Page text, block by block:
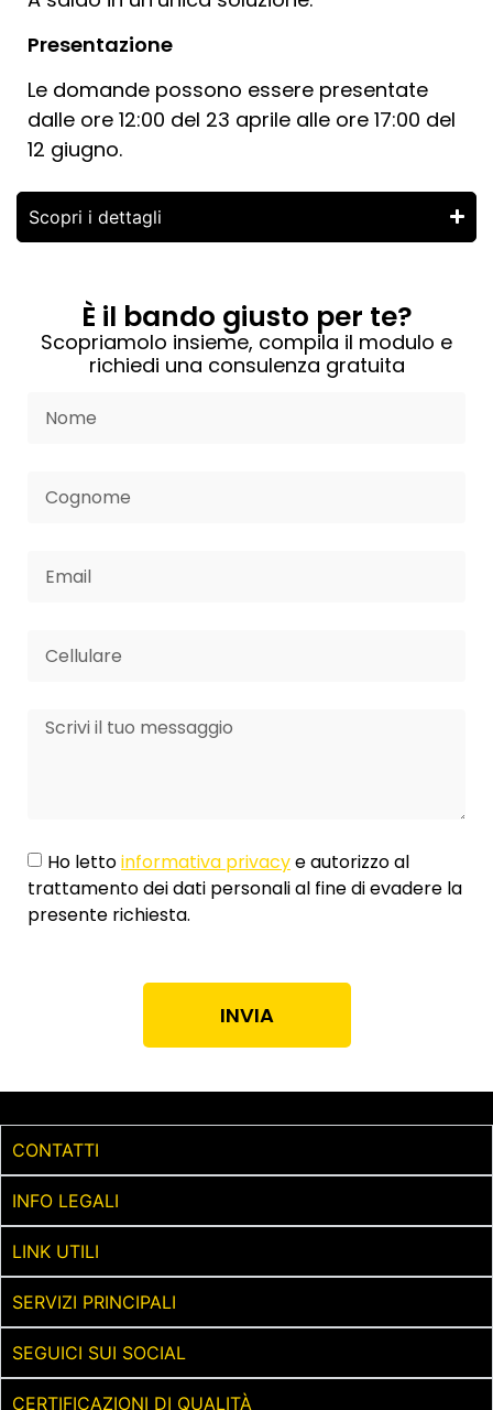
Presentazione
Le domande possono essere presentate
dalle ore 12:00 del 23 aprile alle ore 17:00 del
12 giugno.
Scopri i dettagli
È il bando giusto per te?
Scopriamolo insieme, compila il modulo e
richiedi una consulenza gratuita
Ho lettoinformativa privacye autorizzo al
trattamento dei dati personali al fine di evadere la
presente richiesta.
INVIA
CONTATTI
INFO LEGALI
LINK UTILI
SERVIZI PRINCIPALI
SEGUICI SUI SOCIAL
CERTIFICAZIONI DI QUALITÀ